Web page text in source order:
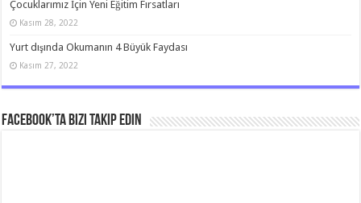
Çocuklarımız İçin Yeni Eğitim Fırsatları
Kasım 28, 2022
Yurt dışında Okumanın 4 Büyük Faydası
Kasım 27, 2022
Facebook’ta bizi takip edin